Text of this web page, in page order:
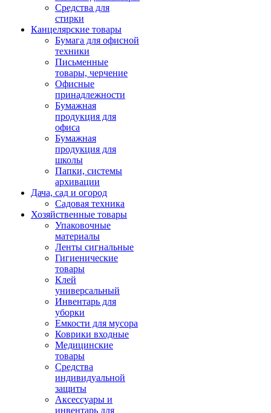
Средства для
стирки
Канцелярские товары
Бумага для офисной
техники
Письменные
товары, черчение
Офисные
принадлежности
Бумажная
продукция для
офиса
Бумажная
продукция для
школы
Папки, системы
архивации
Дача, сад и огород
Садовая техника
Хозяйственные товары
Упаковочные
материалы
Ленты сигнальные
Гигиенические
товары
Клей
универсальный
Инвентарь для
уборки
Емкости для мусора
Коврики входные
Медицинские
товары
Средства
индивидуальной
защиты
Аксессуары и
инвентарь для